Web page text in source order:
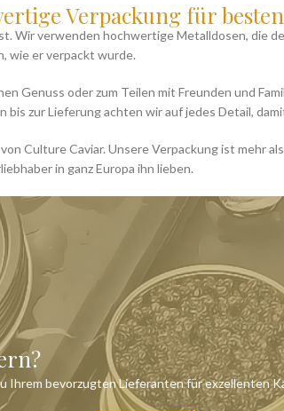
Verpackung für
Wir verwenden hochwertige Metalldosen, die
wie er verpackt wurde.
Genuss oder zum Teilen mit Freunden und
zur Lieferung achten wir auf jedes Detail,
Culture Caviar. Unsere Verpackung ist mehr
in ganz Europa ihn lieben.
Ihrem bevorzugten Lieferanten für exzellenten